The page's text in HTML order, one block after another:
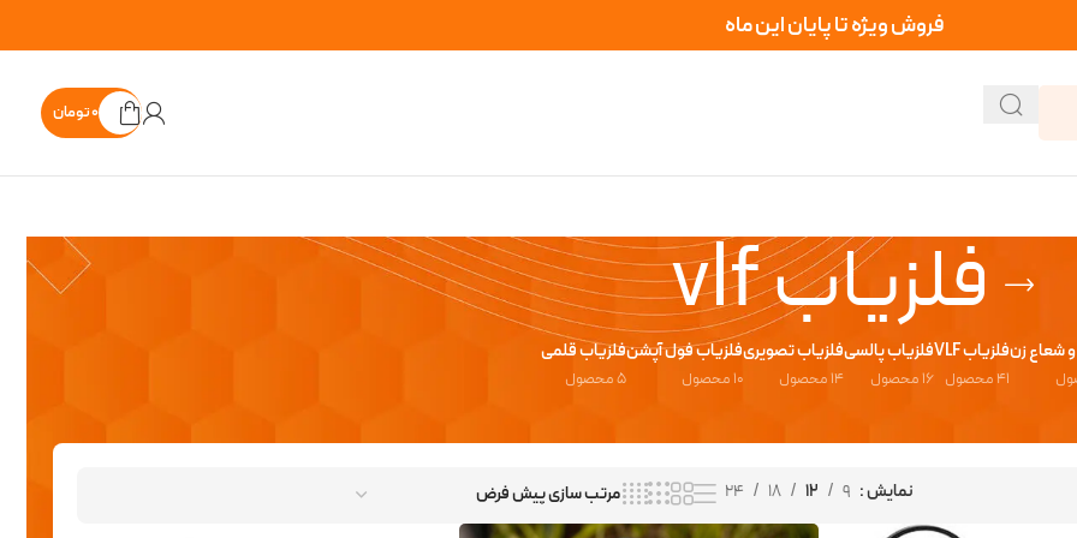
فروش ویژه تا پایان این ماه
۰تومان
فلزیاب vlf
شعاع زنفلزیاب VLF
41 محصول
فلزیاب پالسی
16 محصول
فلزیاب تصویری
14 محصول
فلزیاب فول آپشن
10 محصول
فلزیاب قلمی
5 محصول
نمایش 9
12
18
24